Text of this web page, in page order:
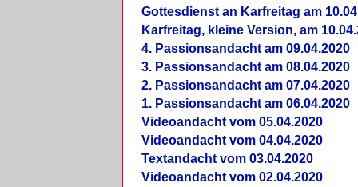
Gottesdienst an Karfreitag am
Karfreitag, kleine Version, am
4. Passionsandacht am 09.04.2020
3. Passionsandacht am 08.04.2020
2. Passionsandacht am 07.04.2020
1. Passionsandacht am 06.04.2020
Videoandacht vom 05.04.2020
Videoandacht vom 04.04.2020
Textandacht vom 03.04.2020
Videoandacht vom 02.04.2020